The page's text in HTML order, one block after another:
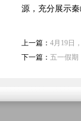
源，充分展示秦
上一篇： 4月19日
下一篇： 五一假期